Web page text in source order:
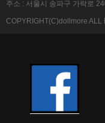
주소 : 서울시 송파구 가락로
COPYRIGHT(C)dollmore ALL